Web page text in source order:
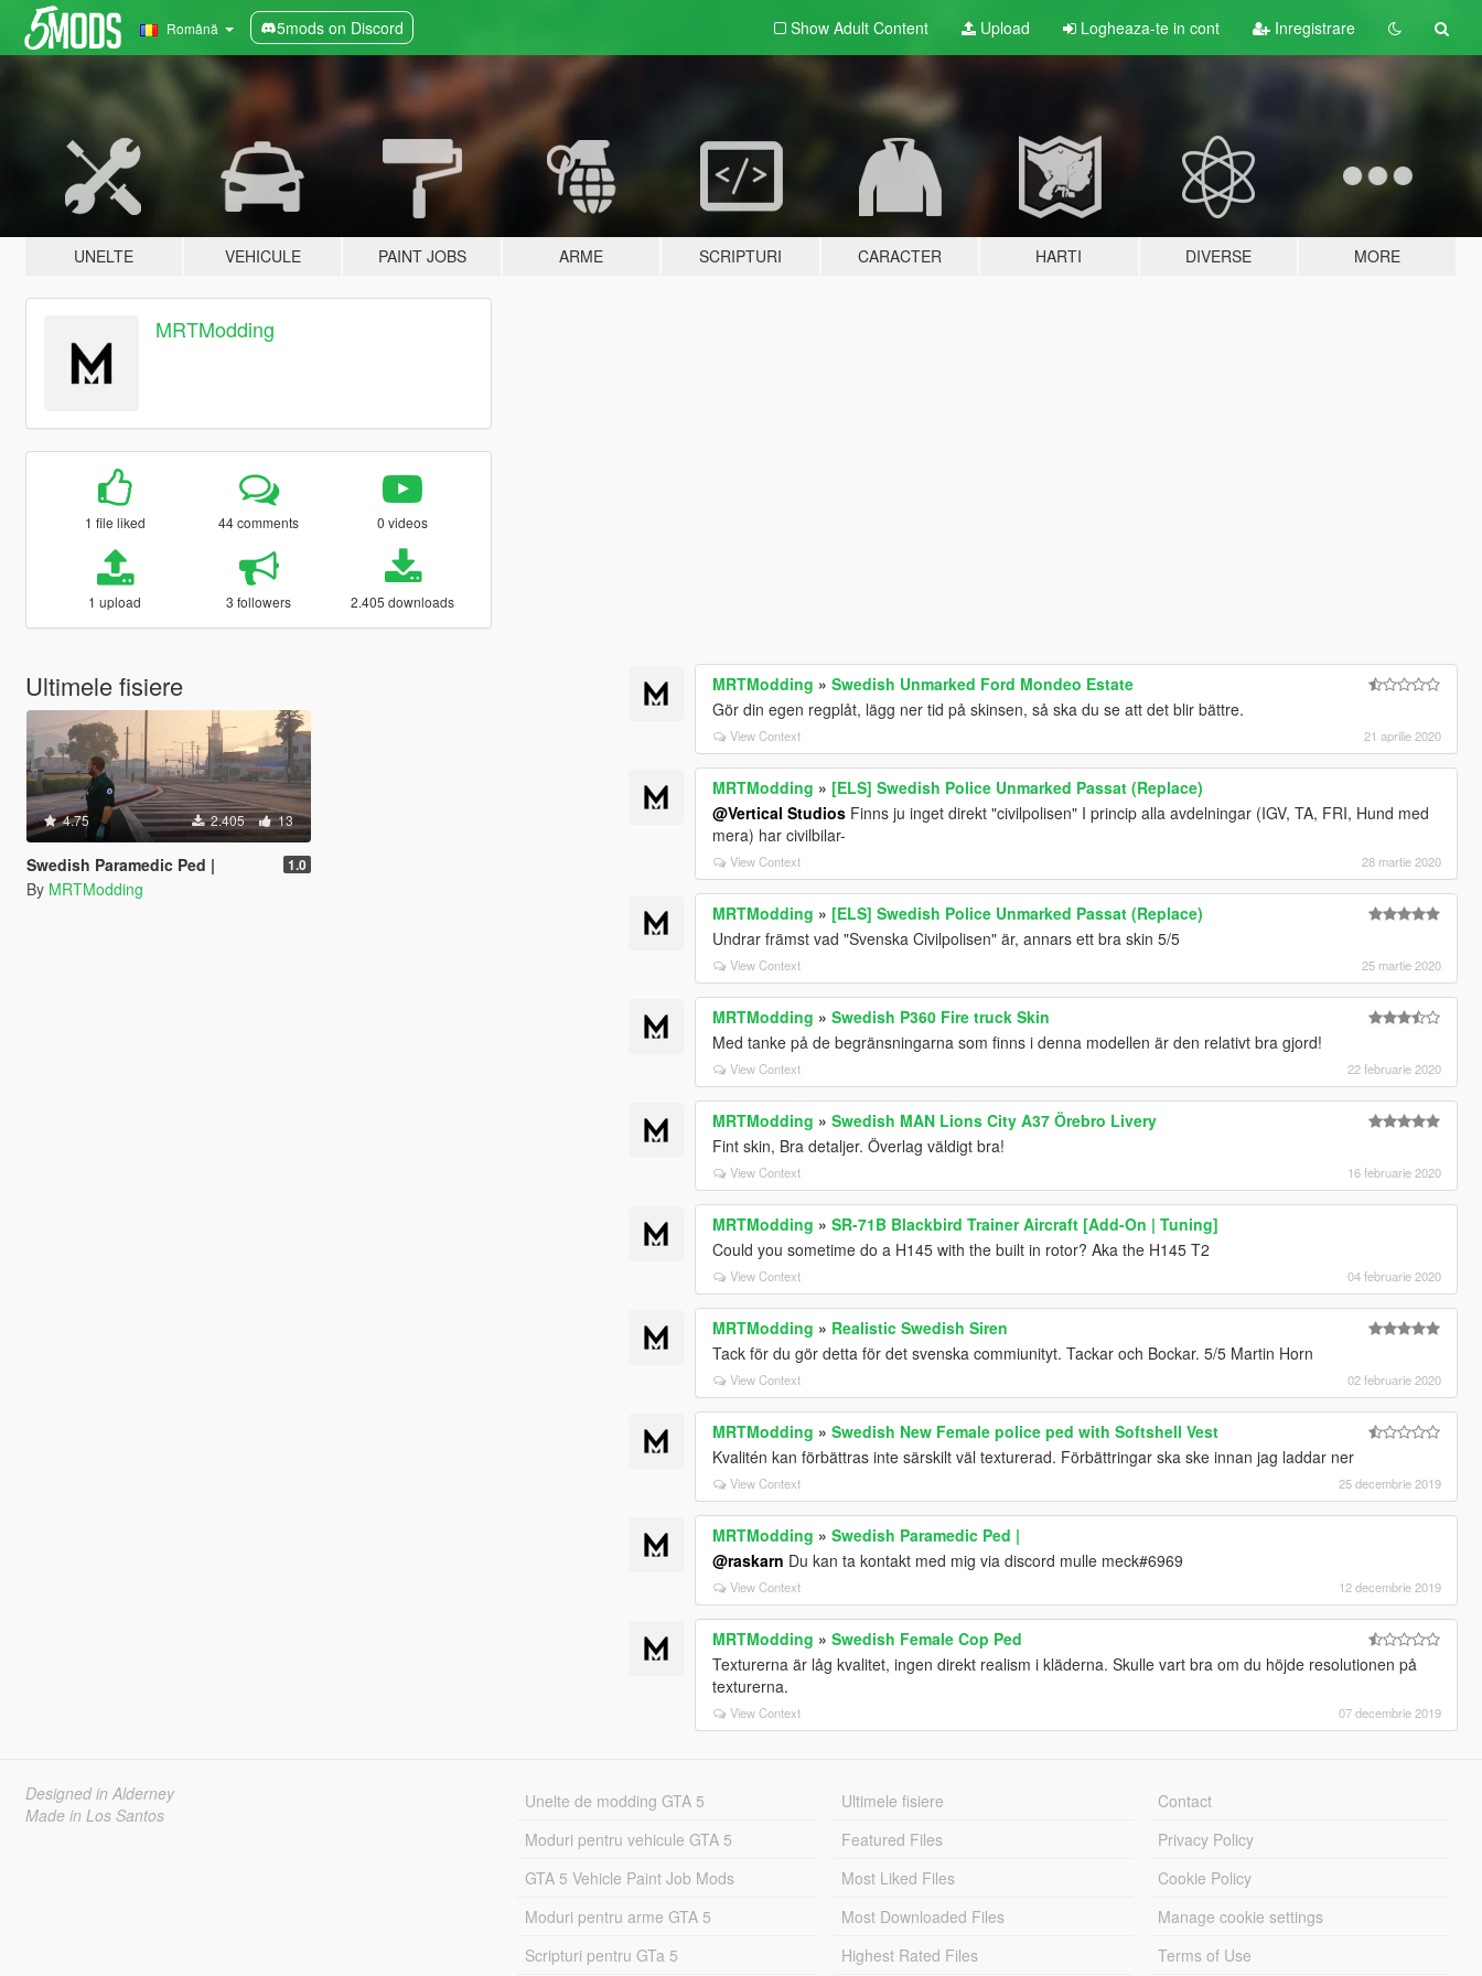
Română 5mods on Discord Show Adult Content Upload Logheaza-te in cont Inregistrare
UNELTE VEHICULE PAINT JOBS ARME SCRIPTURI CARACTER HARTI DIVERSE MORE
MRTModding
1 file liked 44 comments 0 videos
1 upload 3 followers 2.405 downloads
Ultimele fisiere
4.75 2.405 13
Swedish Paramedic Ped | 1.0
By MRTModding
MRTModding »Swedish Unmarked Ford Mondeo Estate
Gör din egen regplåt, lägg ner tid på skinsen, så ska du se att det blir bättre.
View Context 21 aprilie 2020
MRTModding » [ELS] Swedish Police Unmarked Passat (Replace)
@Vertical Studios Finns ju inget direkt "civilpolisen" I princip alla avdelningar (IGV, TA, FRI, Hund med
mera) har civilbilar-
View Context 28 martie 2020
MRTModding » [ELS] Swedish Police Unmarked Passat (Replace)
Undrar främst vad "Svenska Civilpolisen" är, annars ett bra skin 5/5
View Context 25 martie 2020
MRTModding »Swedish P360 Fire truck Skin
Med tanke på de begränsningarna som finns i denna modellen är den relativt bra gjord!
View Context 22 februarie 2020
MRTModding »Swedish MAN Lions City A37 Örebro Livery
Fint skin, Bra detaljer. Överlag väldigt bra!
View Context 16 februarie 2020
MRTModding »SR-71B Blackbird Trainer Aircraft [Add-On | Tuning]
Could you sometime do a H145 with the built in rotor? Aka the H145 T2
View Context 04 februarie 2020
MRTModding » Realistic Swedish Siren
Tack för du gör detta för det svenska commiunityt. Tackar och Bockar. 5/5 Martin Horn
View Context 02 februarie 2020
MRTModding »Swedish New Female police ped with Softshell Vest
Kvalitén kan förbättras inte särskilt väl texturerad. Förbättringar ska ske innan jag laddar ner
View Context 25 decembrie 2019
MRTModding »Swedish Paramedic Ped |
@raskarn Du kan ta kontakt med mig via discord mulle meck#6969
View Context 12 decembrie 2019
MRTModding »Swedish Female Cop Ped
Texturerna är låg kvalitet, ingen direkt realism i kläderna. Skulle vart bra om du höjde resolutionen på
texturerna.
View Context 07 decembrie 2019
Designed in Alderney
Made in Los Santos
Unelte de modding GTA 5
Moduri pentru vehicule GTA 5
GTA 5 Vehicle Paint Job Mods
Moduri pentru arme GTA 5
Scripturi pentru GTa 5
Ultimele fisiere
Featured Files
Most Liked Files
Most Downloaded Files
Highest Rated Files
Contact
Privacy Policy
Cookie Policy
Manage cookie settings
Terms of Use